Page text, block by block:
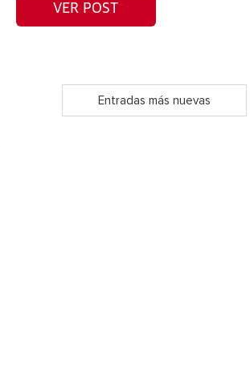
VER POST
Entradas más nuevas